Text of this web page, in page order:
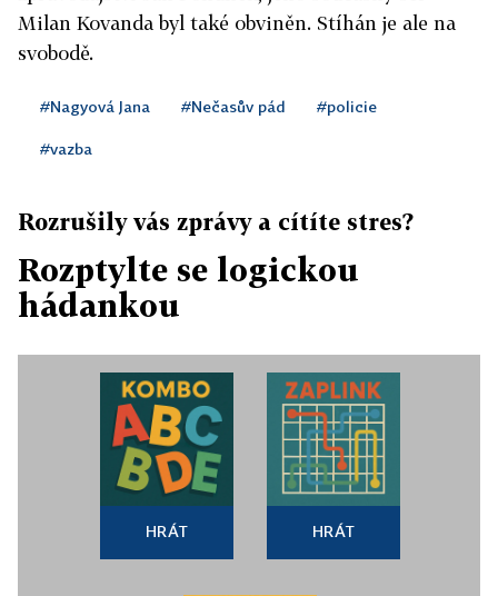
Milan Kovanda byl také obviněn. Stíhán je ale na
svobodě.
#Nagyová Jana #Nečasův pád #policie
#vazba
Rozrušily vás zprávy a cítíte stres?
Rozptylte se logickou
hádankou
HRÁT HRÁT